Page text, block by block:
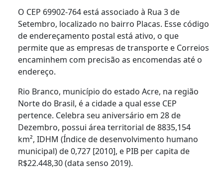
O CEP 69902-764 está associado à Rua 3 de
Setembro, localizado no bairro Placas. Esse código
de endereçamento postal está ativo, o que
permite que as empresas de transporte e Correios
encaminhem com precisão as encomendas até o
endereço.
Rio Branco, município do estado Acre, na região
Norte do Brasil, é a cidade a qual esse CEP
pertence. Celebra seu aniversário em 28 de
Dezembro, possui área territorial de 8835,154
km², IDHM (Índice de desenvolvimento humano
municipal) de 0,727 [2010], e PIB per capita de
R$22.448,30 (data senso 2019).